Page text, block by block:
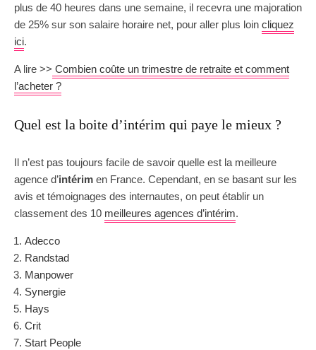
plus de 40 heures dans une semaine, il recevra une majoration
de 25% sur son salaire horaire net, pour aller plus loin cliquez
ici.
A lire >> Combien coûte un trimestre de retraite et comment
l’acheter ?
Quel est la boite d’intérim qui paye le mieux ?
Il n’est pas toujours facile de savoir quelle est la meilleure
agence d’intérim en France. Cependant, en se basant sur les
avis et témoignages des internautes, on peut établir un
classement des 10 meilleures agences d’intérim.
Adecco
Randstad
Manpower
Synergie
Hays
Crit
Start People